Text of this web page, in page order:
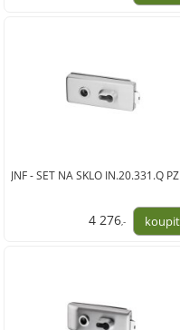
JNF - SET NA SKLO IN.20.331.Q PZ
4 276,-